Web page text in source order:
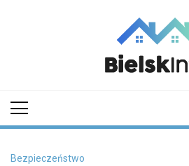
Bezpieczeństwo